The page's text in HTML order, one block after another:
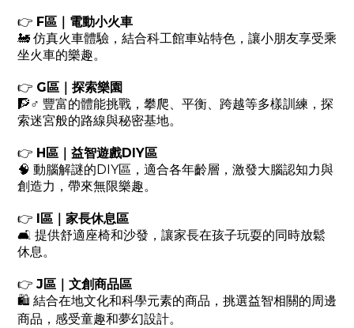
👉 F區｜電動小火車
🚂 仿真火車體驗，結合科工館車站特色，讓小朋友享受乘
坐火車的樂趣。
👉 G 區｜探索樂園
🧗‍♂️ 豐富的體能挑戰，攀爬、平衡、跨越等多樣訓練，探
索迷宮般的路線與秘密基地。
👉 H 區｜益智遊戲DIY區
🧠 動腦解謎的 DIY區，適合各年齡層，激發大腦認知力與
創造力，帶來無限樂趣。
👉
區｜家長休息區
🛋️ 提供舒適座椅和沙發，讓家長在孩子玩耍的同時放鬆
休息。
👉 J 區｜文創商品區
🛍️ 結合在地文化和科學元素的商品，挑選益智相關的周邊
商品，感受童趣和夢幻設計。